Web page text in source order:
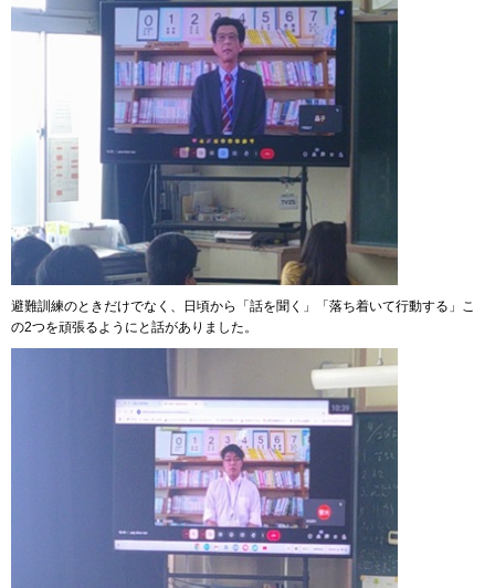
避難訓練のときだけでなく、日頃から「話を聞く」「落ち着いて行動する」こ
の2つを頑張るようにと話がありました。